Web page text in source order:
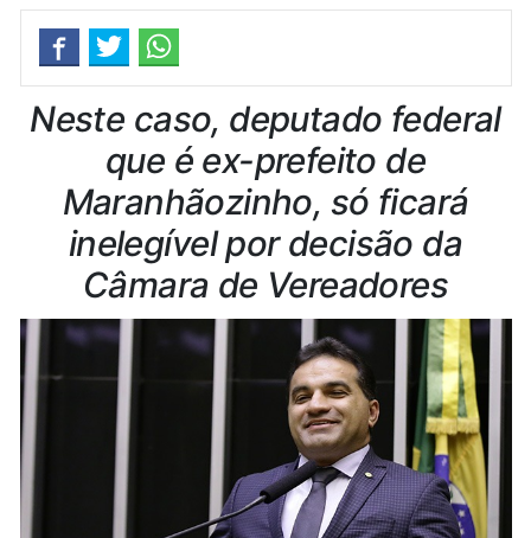
Neste caso, deputado federal
que é ex-prefeito de
Maranhãozinho, só ficará
inelegível por decisão da
Câmara de Vereadores